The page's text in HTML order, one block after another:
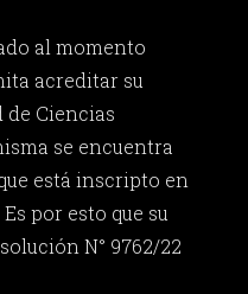
al momento
acreditar su
Ciencias
se encuentra
está inscripto en
por esto que su
N° 9762/22